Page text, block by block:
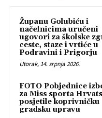
Županu Golubiću i
načelnicima uručeni
ugovori za školske
ceste, staze i vrtiće u
Podravini i Prigorju
Utorak, 14. srpnja 2026.
FOTO Pobjednice
za Miss sporta
posjetile koprivničku
gradsku upravu